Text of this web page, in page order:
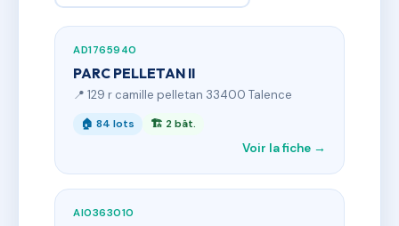
AD1765940
PARC PELLETAN II
📍 129 r camille pelletan 33400 Talence
🏠 84 lots 🏗 2 bât.
Voir la fiche →
AI0363010